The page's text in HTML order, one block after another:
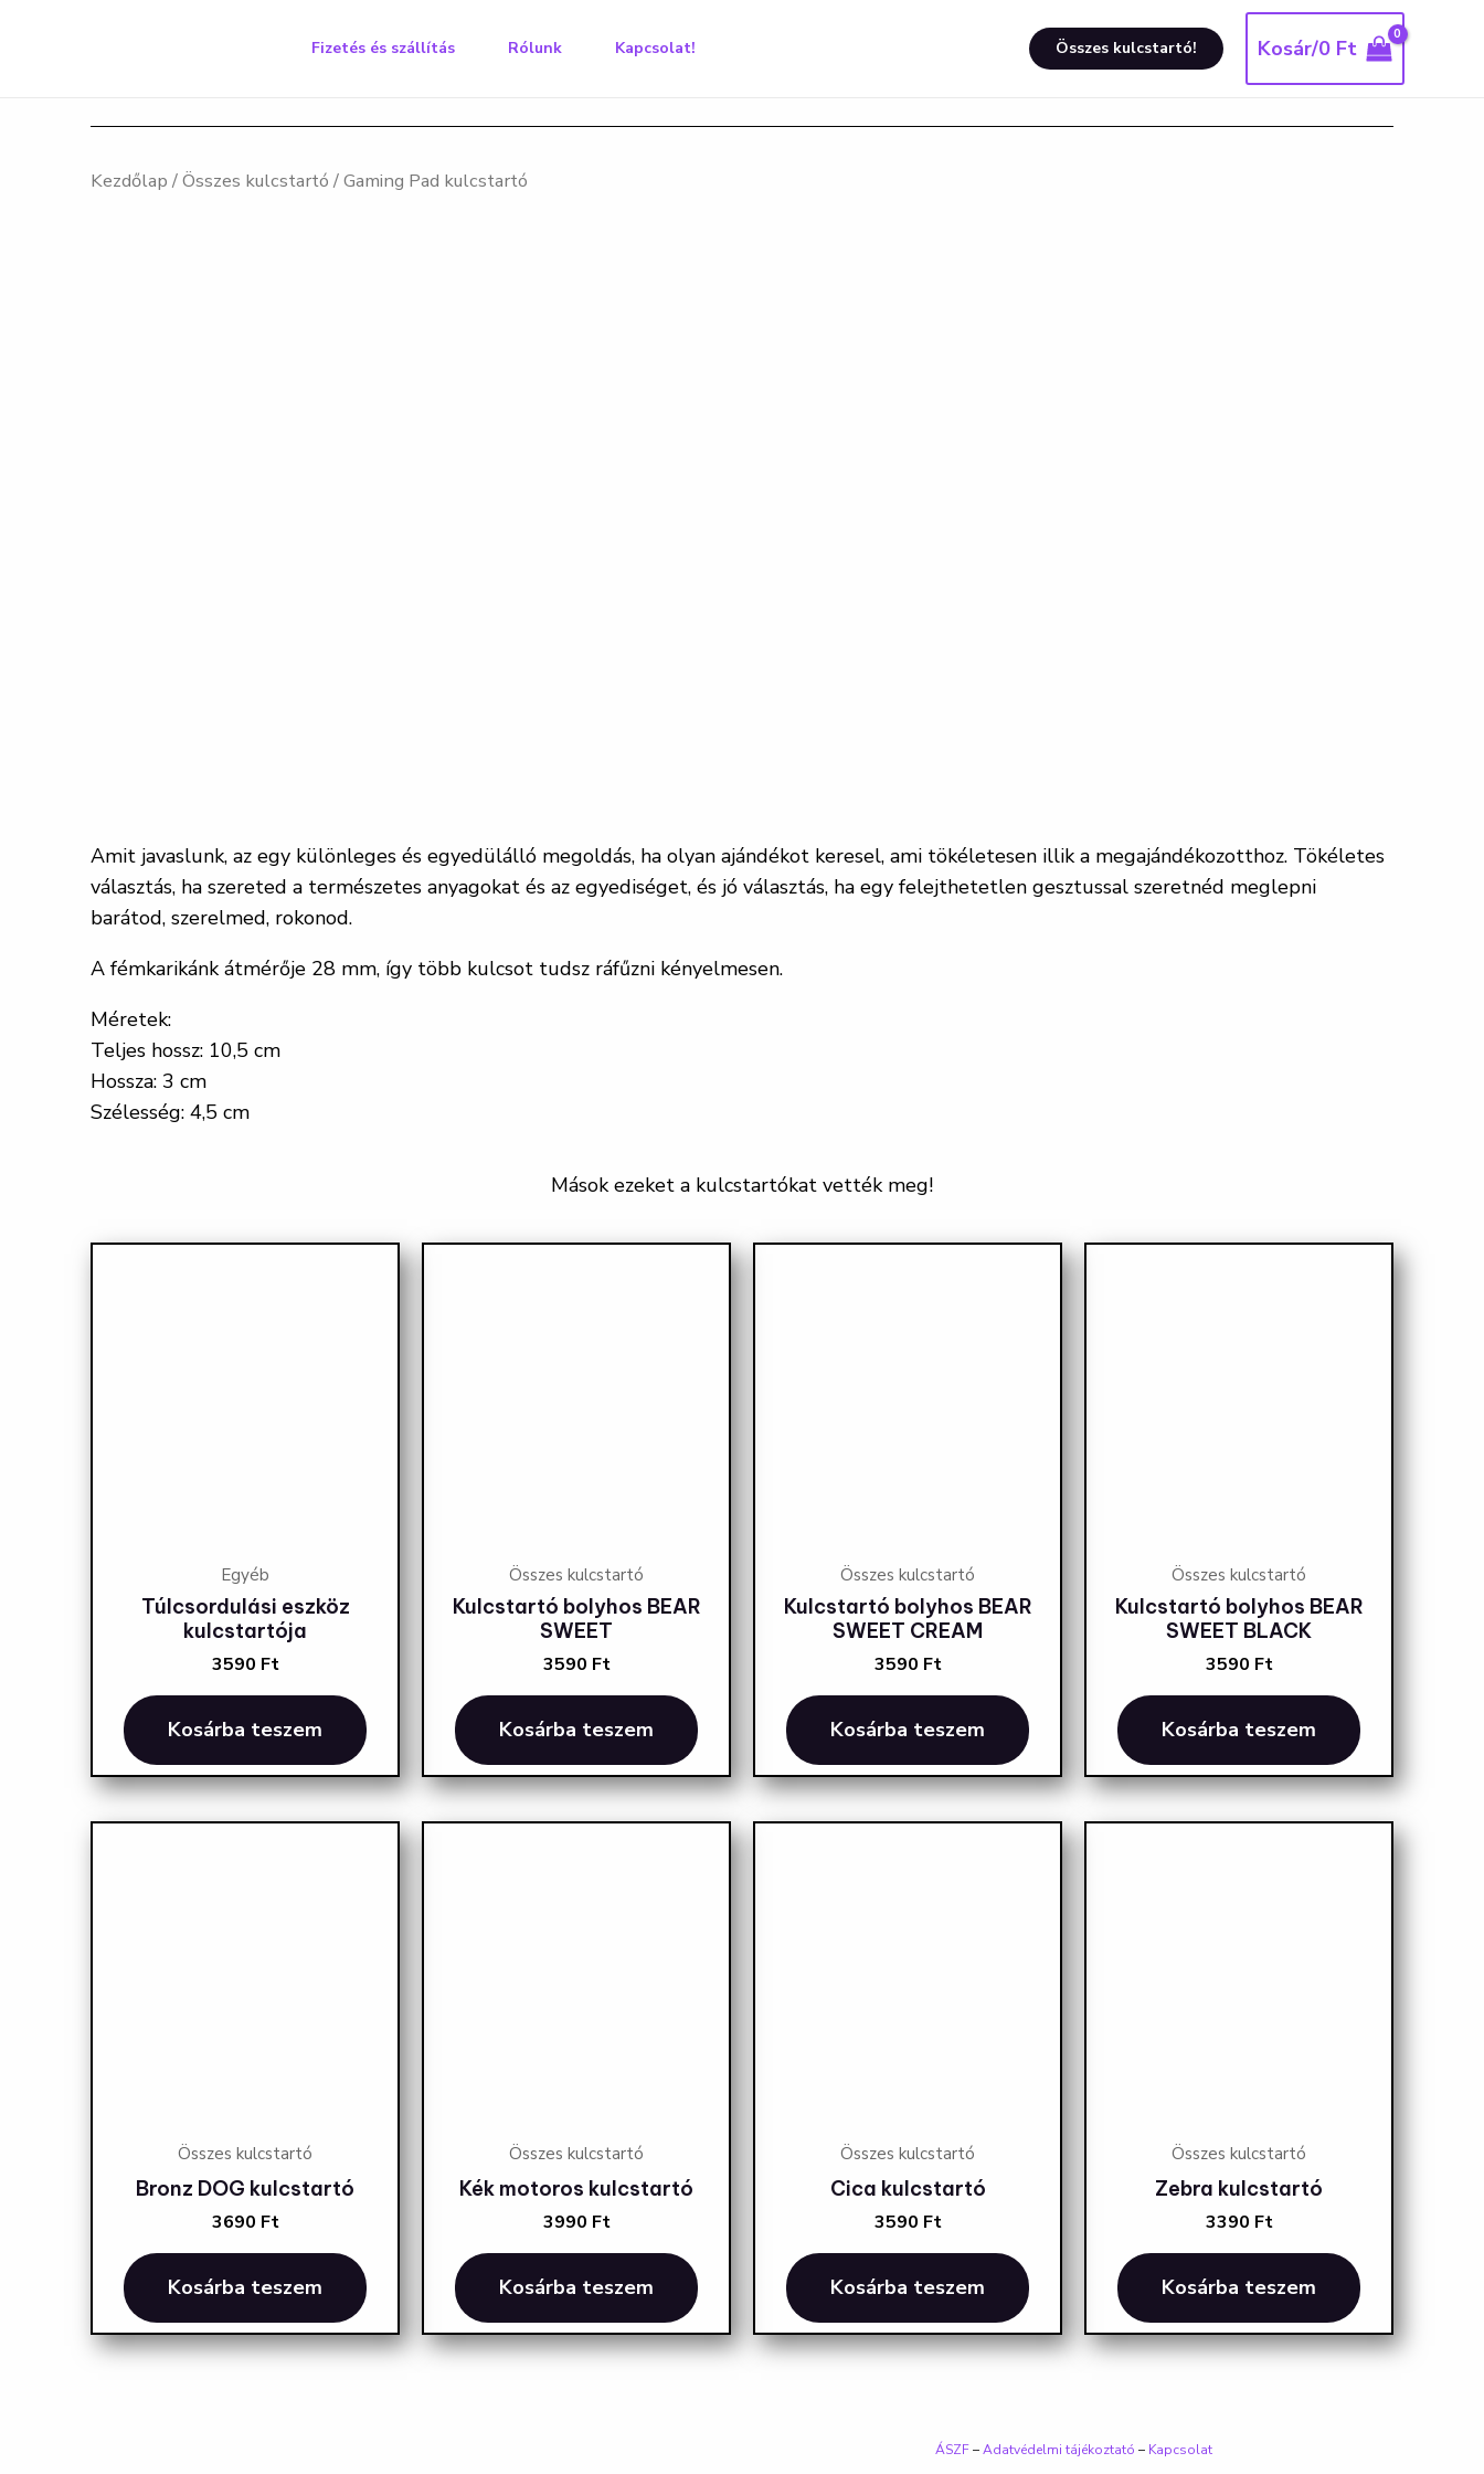
Fizetés és szállítás Rólunk Kapcsolat! Összes kulcstartó! Kosár/0 Ft
Kezdőlap /Összes kulcstartó / Gaming Pad kulcstartó
Amit javaslunk, az egy különleges és egyedülálló megoldás, ha olyan ajándékot keresel, ami tökéletesen illik a megajándékozotthoz. Tökéletes
választás, ha szereted a természetes anyagokat és az egyediséget, és jó választás, ha egy felejthetetlen gesztussal szeretnéd meglepni
barátod, szerelmed, rokonod.
A fémkarikánk átmérője 28 mm, így több kulcsot tudsz ráfűzni kényelmesen.
Méretek:
Teljes hossz: 10,5 cm
Hossza: 3 cm
Szélesség: 4,5 cm
Mások ezeket a kulcstartókat vették meg!
Egyéb
Túlcsordulási eszköz
kulcstartója
3590 Ft
Kosárba teszem
Összes kulcstartó
Kulcstartó bolyhos BEAR
SWEET
3590 Ft
Kosárba teszem
Összes kulcstartó
Kulcstartó bolyhos BEAR
SWEET CREAM
3590 Ft
Kosárba teszem
Összes kulcstartó
Kulcstartó bolyhos BEAR
SWEET BLACK
3590 Ft
Kosárba teszem
Összes kulcstartó
Bronz DOG kulcstartó
3690 Ft
Kosárba teszem
Összes kulcstartó
Kék motoros kulcstartó
3990 Ft
Kosárba teszem
Összes kulcstartó
Cica kulcstartó
3590 Ft
Kosárba teszem
Összes kulcstartó
Zebra kulcstartó
3390 Ft
Kosárba teszem
ÁSZF–Adatvédelmi tájékoztató – Kapcsolat